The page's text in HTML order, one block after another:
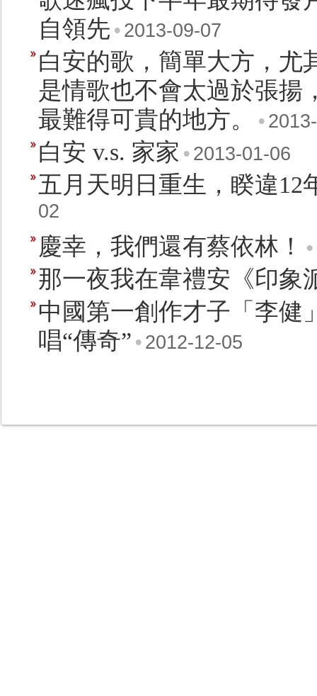
自領先 • 2013-09-07
白安的歌，簡單大方，尤
是情歌也不會太過於張揚
最難得可貴的地方。
•
白安 v.s. 家家 • 2013-01-06
五月天明日重生，睽違12
02
慶幸，我們還有蔡依林！
•
那一夜我在韋禮安《印象
中國第一創作才子「李健
唱“傳奇” • 2012-12-05